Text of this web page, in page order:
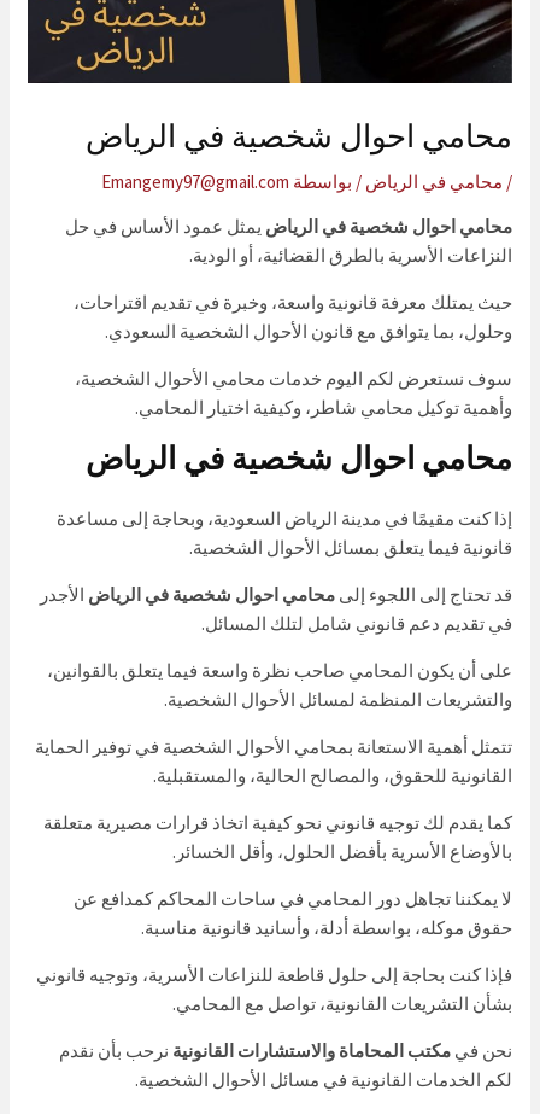
محامي احوال شخصية في الرياض
/ محامي في الرياض / بواسطة Emangemy97@gmail.com
محامي احوال شخصية في الرياض يمثل عمود الأساس في حل
النزاعات الأسرية بالطرق القضائية، أو الودية.
حيث يمتلك معرفة قانونية واسعة، وخبرة في تقديم اقتراحات،
وحلول، بما يتوافق مع قانون الأحوال الشخصية السعودي.
سوف نستعرض لكم اليوم خدمات محامي الأحوال الشخصية،
وأهمية توكيل محامي شاطر، وكيفية اختيار المحامي.
محامي احوال شخصية في الرياض
إذا كنت مقيمًا في مدينة الرياض السعودية، وبحاجة إلى مساعدة
قانونية فيما يتعلق بمسائل الأحوال الشخصية.
قد تحتاج إلى اللجوء إلىمحامي احوال شخصية في الرياض الأجدر
في تقديم دعم قانوني شامل لتلك المسائل.
على أن يكون المحامي صاحب نظرة واسعة فيما يتعلق بالقوانين،
والتشريعات المنظمة لمسائل الأحوال الشخصية.
تتمثل أهمية الاستعانة بمحامي الأحوال الشخصية في توفير الحماية
القانونية للحقوق، والمصالح الحالية، والمستقبلية.
كما يقدم لك توجيه قانوني نحو كيفية اتخاذ قرارات مصيرية متعلقة
بالأوضاع الأسرية بأفضل الحلول، وأقل الخسائر.
لا يمكننا تجاهل دور المحامي في ساحات المحاكم كمدافع عن
حقوق موكله، بواسطة أدلة، وأسانيد قانونية مناسبة.
فإذا كنت بحاجة إلى حلول قاطعة للنزاعات الأسرية، وتوجيه قانوني
بشأن التشريعات القانونية، تواصل مع المحامي.
نحن فيمكتب المحاماة والاستشارات القانونية نرحب بأن نقدم
لكم الخدمات القانونية في مسائل الأحوال الشخصية.